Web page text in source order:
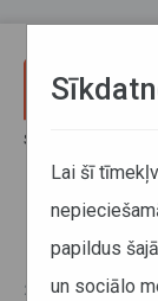
Sākums
20. janvāris 2026
Lai šī
papildus
un sociālo